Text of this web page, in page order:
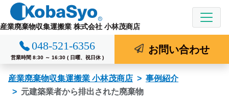
テ
産業廃棄物収集運搬業 株式会社 小林茂商店
048-521-6356
営業時間 8:30 ～ 16:30 ( 日曜、祝日休 )
お問い合わせ
産業廃棄物収集運搬業 小林茂商店
事例紹介
元建築業者から排出された廃棄物